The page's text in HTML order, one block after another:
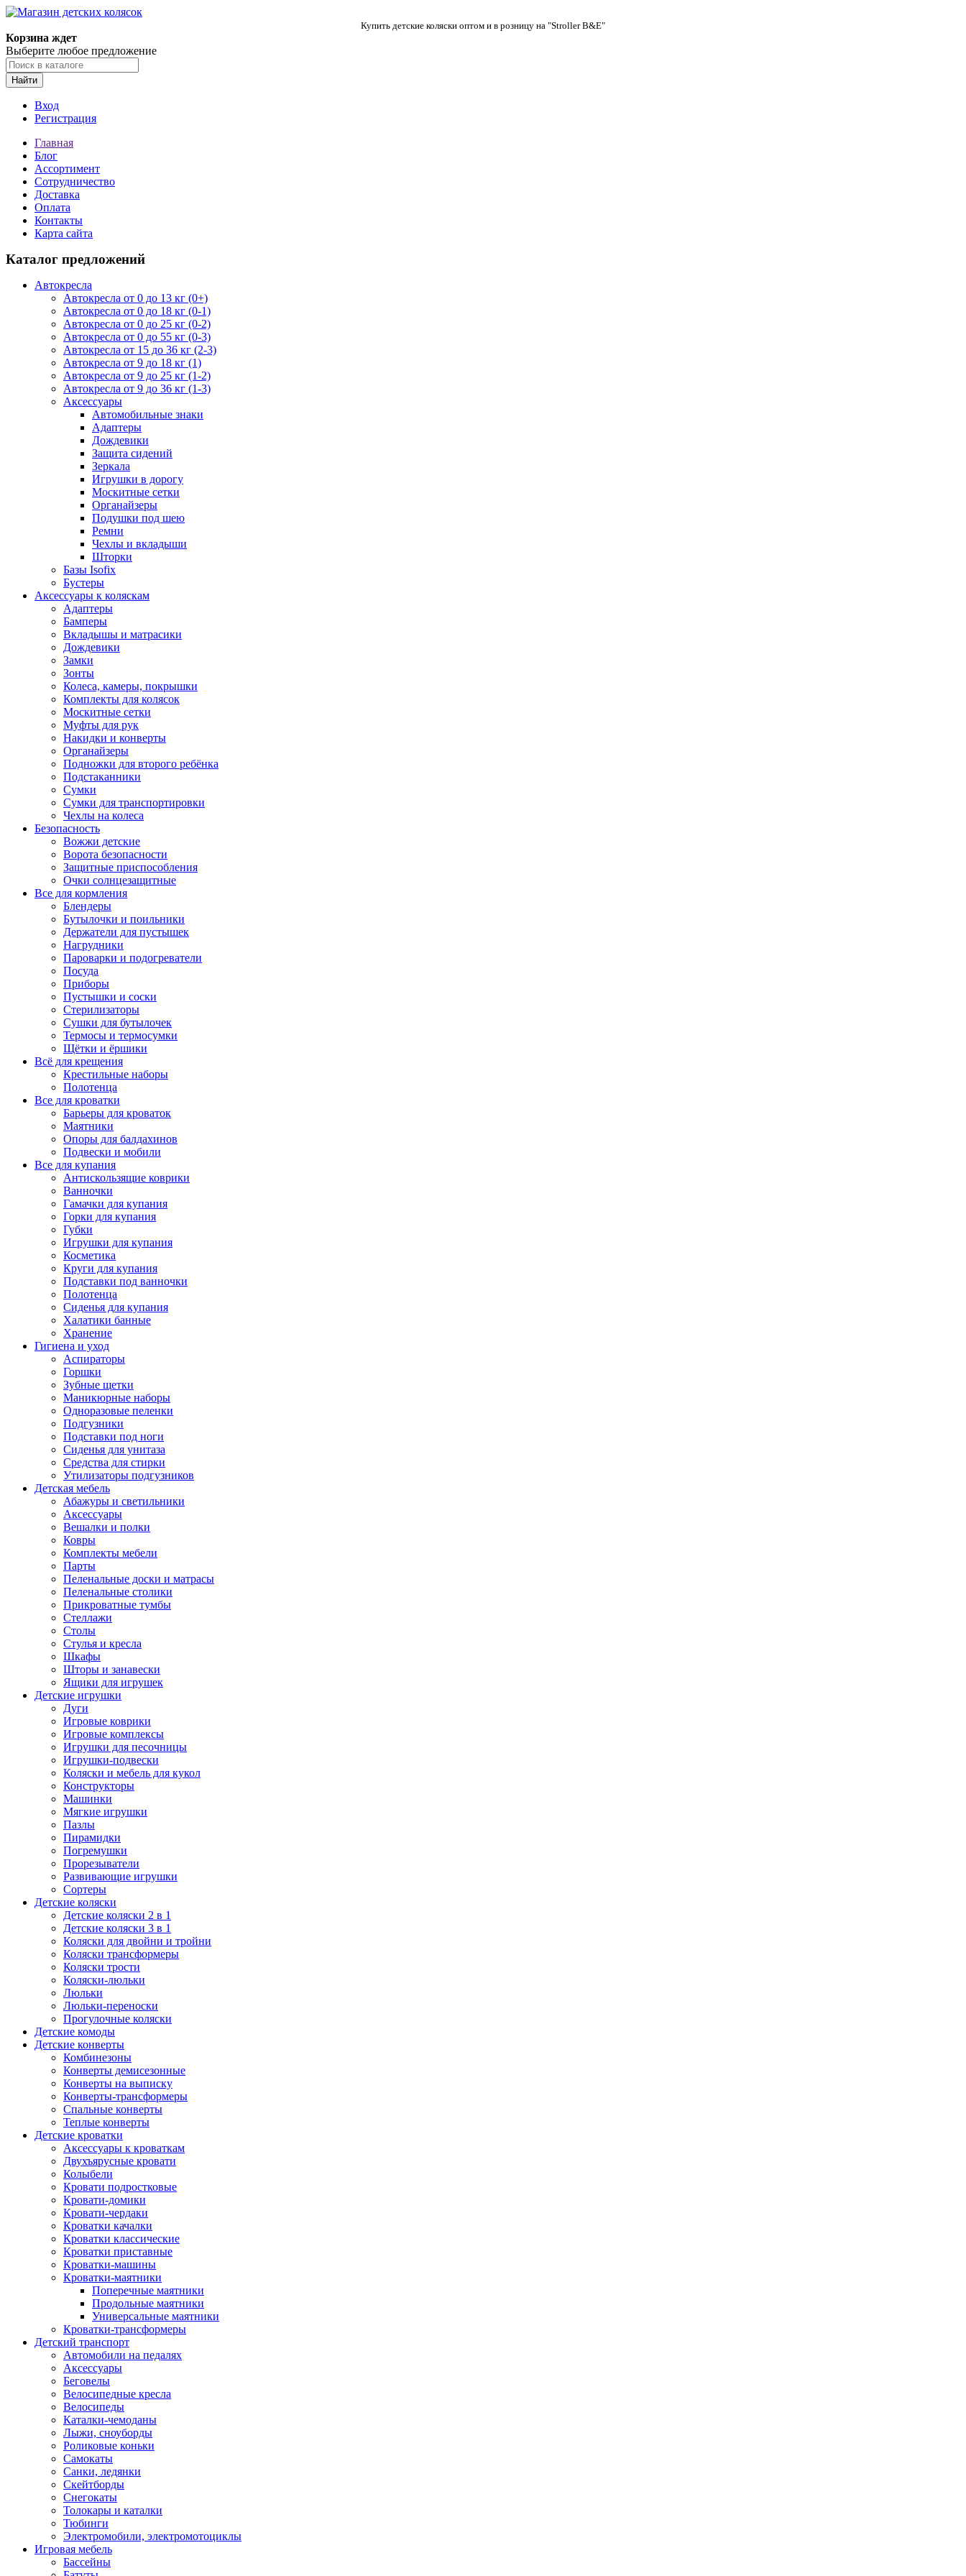
Купить детские коляски оптом и в розницу на "Stroller B&E"
Корзина ждет
Выберите любое предложение
Найти
Вход
Регистрация
Главная
Блог
Ассортимент
Сотрудничество
Доставка
Оплата
Контакты
Карта сайта
Каталог предложений
Автокресла
Автокресла от 0 до 13 кг (0+)
Автокресла от 0 до 18 кг (0-1)
Автокресла от 0 до 25 кг (0-2)
Автокресла от 0 до 55 кг (0-3)
Автокресла от 15 до 36 кг (2-3)
Автокресла от 9 до 18 кг (1)
Автокресла от 9 до 25 кг (1-2)
Автокресла от 9 до 36 кг (1-3)
Аксессуары
Автомобильные знаки
Адаптеры
Дождевики
Защита сидений
Зеркала
Игрушки в дорогу
Москитные сетки
Органайзеры
Подушки под шею
Ремни
Чехлы и вкладыши
Шторки
Базы Isofix
Бустеры
Аксессуары к коляскам
Адаптеры
Бамперы
Вкладышы и матрасики
Дождевики
Замки
Зонты
Колеса, камеры, покрышки
Комплекты для колясок
Москитные сетки
Муфты для рук
Накидки и конверты
Органайзеры
Подножки для второго ребёнка
Подстаканники
Сумки
Сумки для транспортировки
Чехлы на колеса
Безопасность
Вожжи детские
Ворота безопасности
Защитные приспособления
Очки солнцезащитные
Все для кормления
Блендеры
Бутылочки и поильники
Держатели для пустышек
Нагрудники
Пароварки и подогреватели
Посуда
Приборы
Пустышки и соски
Стерилизаторы
Сушки для бутылочек
Термосы и термосумки
Щётки и ёршики
Всё для крещения
Крестильные наборы
Полотенца
Все для кроватки
Барьеры для кроваток
Маятники
Опоры для балдахинов
Подвески и мобили
Все для купания
Антискользящие коврики
Ванночки
Гамачки для купания
Горки для купания
Губки
Игрушки для купания
Косметика
Круги для купания
Подставки под ванночки
Полотенца
Сиденья для купания
Халатики банные
Хранение
Гигиена и уход
Аспираторы
Горшки
Зубные щетки
Маникюрные наборы
Одноразовые пеленки
Подгузники
Подставки под ноги
Сиденья для унитаза
Средства для стирки
Утилизаторы подгузников
Детская мебель
Абажуры и светильники
Аксессуары
Вешалки и полки
Ковры
Комплекты мебели
Парты
Пеленальные доски и матрасы
Пеленальные столики
Прикроватные тумбы
Стеллажи
Столы
Стулья и кресла
Шкафы
Шторы и занавески
Ящики для игрушек
Детские игрушки
Дуги
Игровые коврики
Игровые комплексы
Игрушки для песочницы
Игрушки-подвески
Коляски и мебель для кукол
Конструкторы
Машинки
Мягкие игрушки
Пазлы
Пирамидки
Погремушки
Прорезыватели
Развивающие игрушки
Сортеры
Детские коляски
Детские коляски 2 в 1
Детские коляски 3 в 1
Коляски для двойни и тройни
Коляски трансформеры
Коляски трости
Коляски-люльки
Люльки
Люльки-переноски
Прогулочные коляски
Детские комоды
Детские конверты
Комбинезоны
Конверты демисезонные
Конверты на выписку
Конверты-трансформеры
Спальные конверты
Теплые конверты
Детские кроватки
Аксессуары к кроваткам
Двухъярусные кровати
Колыбели
Кровати подростковые
Кровати-домики
Кровати-чердаки
Кроватки качалки
Кроватки классические
Кроватки приставные
Кроватки-машины
Кроватки-маятники
Поперечные маятники
Продольные маятники
Универсальные маятники
Кроватки-трансформеры
Детский транспорт
Автомобили на педалях
Аксессуары
Беговелы
Велосипедные кресла
Велосипеды
Каталки-чемоданы
Лыжи, сноуборды
Роликовые коньки
Самокаты
Санки, ледянки
Скейтборды
Снегокаты
Толокары и каталки
Тюбинги
Электромобили, электромотоциклы
Игровая мебель
Бассейны